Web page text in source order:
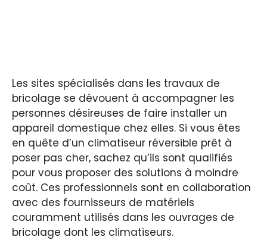
Les sites spécialisés dans les travaux de
bricolage se dévouent à accompagner les
personnes désireuses de faire installer un
appareil domestique chez elles. Si vous êtes
en quête d’un climatiseur réversible prêt à
poser pas cher, sachez qu’ils sont qualifiés
pour vous proposer des solutions à moindre
coût. Ces professionnels sont en collaboration
avec des fournisseurs de matériels
couramment utilisés dans les ouvrages de
bricolage dont les climatiseurs.